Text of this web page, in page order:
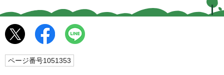
ページ番号1051353